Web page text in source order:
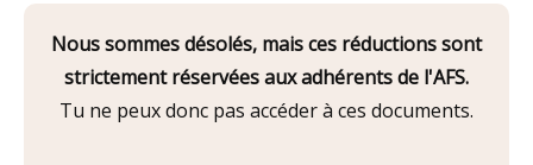
Nous sommes désolés, mais ces réductions sont
strictement réservées aux adhérents de l'AFS.
Tu ne peux donc pas accéder à ces documents.